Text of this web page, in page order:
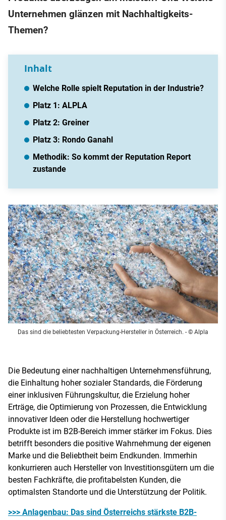
Unternehmen glänzen mit Nachhaltigkeits-
Themen?
Inhalt
Welche Rolle spielt Reputation in der Industrie?
Platz 1: ALPLA
Platz 2: Greiner
Platz 3: Rondo Ganahl
Methodik: So kommt der Reputation Report
zustande
Das sind die beliebtesten Verpackung-Hersteller in Österreich. - © Alpla
Die Bedeutung einer nachhaltigen Unternehmensführung,
die Einhaltung hoher sozialer Standards, die Förderung
einer inklusiven Führungskultur, die Erzielung hoher
Erträge, die Optimierung von Prozessen, die Entwicklung
innovativer Ideen oder die Herstellung hochwertiger
Produkte ist im B2B-Bereich immer stärker im Fokus. Dies
betrifft besonders die positive Wahrnehmung der eigenen
Marke und die Beliebtheit beim Endkunden. Immerhin
konkurrieren auch Hersteller von Investitionsgütern um die
besten Fachkräfte, die profitabelsten Kunden, die
optimalsten Standorte und die Unterstützung der Politik.
>>> Anlagenbau: Das sind Österreichs stärkste B2B-